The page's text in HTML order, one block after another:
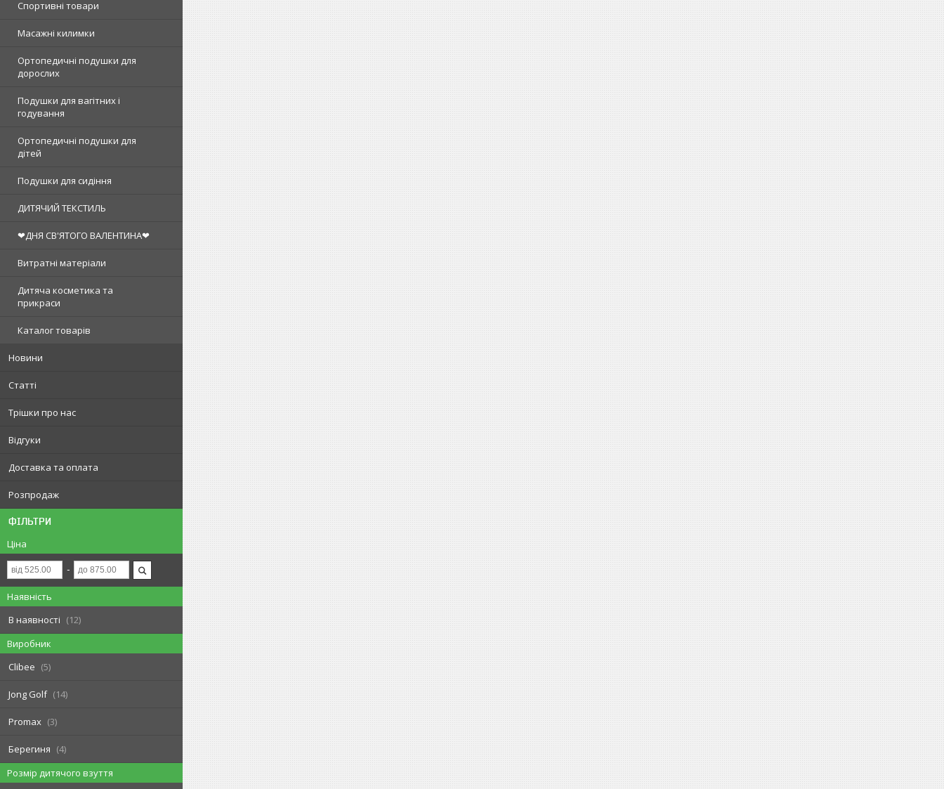
Спортивні товари
Масажні килимки
Ортопедичні подушки для
дорослих
Подушки для вагітних і
годування
Ортопедичні подушки для
дітей
Подушки для сидіння
ДИТЯЧИЙ ТЕКСТИЛЬ
❤ДНЯ СВ'ЯТОГО ВАЛЕНТИНА❤
Витратні матеріали
Дитяча косметика та
прикраси
Каталог товарів
Новини
Статті
Трішки про нас
Відгуки
Доставка та оплата
Розпродаж
ФІЛЬТРИ
Ціна
Наявність
В наявності
12
Виробник
Clibee
5
Jong Golf 14
Promax 3
Берегиня
4
Розмір дитячого взуття